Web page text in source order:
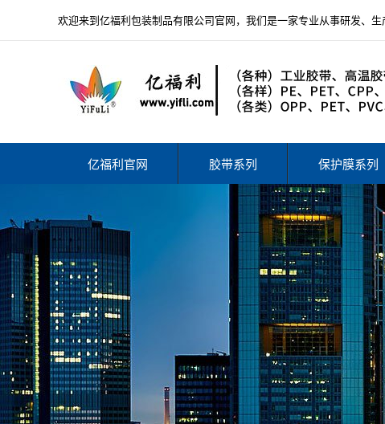
欢迎来到亿福利包装制品有限公司官网，我们是一家专业从事研发、生
亿福利官网 胶带系列 保护膜系列